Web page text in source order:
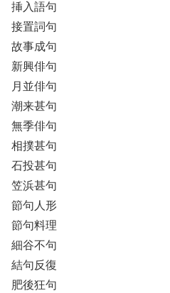
挿入語句
接置詞句
故事成句
新興俳句
月並俳句
潮来甚句
無季俳句
相撲甚句
石投甚句
笠浜甚句
節句人形
節句料理
細谷不句
結句反復
肥後狂句